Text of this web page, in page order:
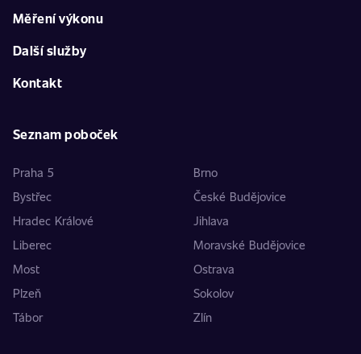
Měření výkonu
Další služby
Kontakt
Seznam poboček
Praha 5
Brno
Bystřec
České Budějovice
Hradec Králové
Jihlava
Liberec
Moravské Budějovice
Most
Ostrava
Plzeň
Sokolov
Tábor
Zlín